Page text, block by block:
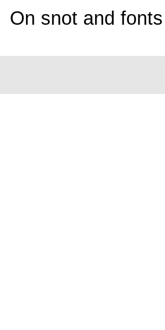
On snot and fonts